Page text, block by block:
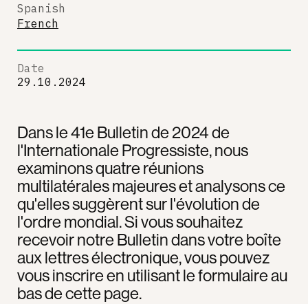
Dans le 41e Bulletin de 2024 de
l'Internationale Progressiste, nous
examinons quatre réunions
multilatérales majeures et analysons ce
qu'elles suggèrent sur l'évolution de
l'ordre mondial. Si vous souhaitez
recevoir notre Bulletin dans votre boîte
aux lettres électronique, vous pouvez
vous inscrire en utilisant le formulaire au
bas de cette page.
Spanish
French
Date
29.10.2024